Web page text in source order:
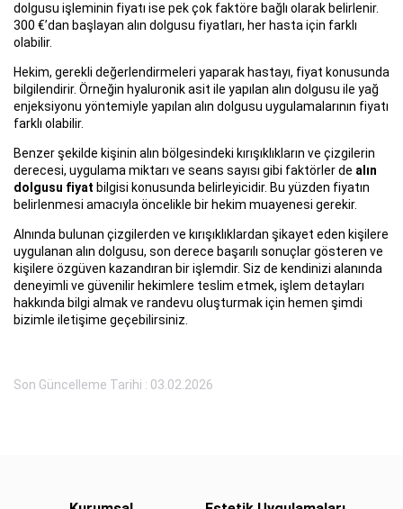
dolgusu işleminin fiyatı ise pek çok faktöre bağlı olarak belirlenir.
300 €’dan başlayan alın dolgusu fiyatları, her hasta için farklı
olabilir.
Hekim, gerekli değerlendirmeleri yaparak hastayı, fiyat konusunda
bilgilendirir. Örneğin hyaluronik asit ile yapılan alın dolgusu ile yağ
enjeksiyonu yöntemiyle yapılan alın dolgusu uygulamalarının fiyatı
farklı olabilir.
Benzer şekilde kişinin alın bölgesindeki kırışıklıkların ve çizgilerin
derecesi, uygulama miktarı ve seans sayısı gibi faktörler de alın
dolgusu fiyat bilgisi konusunda belirleyicidir. Bu yüzden fiyatın
belirlenmesi amacıyla öncelikle bir hekim muayenesi gerekir.
Alnında bulunan çizgilerden ve kırışıklıklardan şikayet eden kişilere
uygulanan alın dolgusu, son derece başarılı sonuçlar gösteren ve
kişilere özgüven kazandıran bir işlemdir. Siz de kendinizi alanında
deneyimli ve güvenilir hekimlere teslim etmek, işlem detayları
hakkında bilgi almak ve randevu oluşturmak için hemen şimdi
bizimle iletişime geçebilirsiniz.
Son Güncelleme Tarihi : 03.02.2026